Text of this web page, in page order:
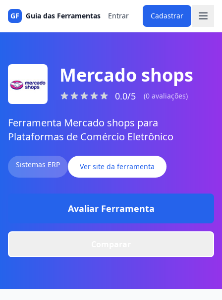
GF Guia das Ferramentas Entrar Cadastrar
Mercado shops
0.0/5 (0 avaliações)
Ferramenta Mercado shops para
Plataformas de Comércio Eletrônico
Sistemas ERP Ver site da ferramenta
Avaliar Ferramenta